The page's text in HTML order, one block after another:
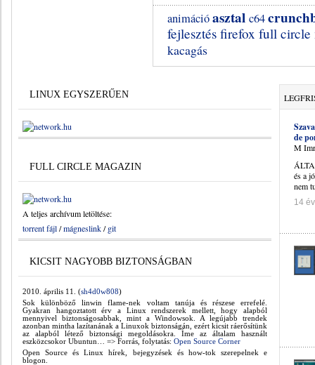
animációasztal c64
fejlesztés firefox full circle
kacagás
LINUX EGYSZERŰEN
FULL CIRCLE MAGAZIN
A teljes archívum letöltése:
torrent fájl/mágneslink/git
KICSIT NAGYOBB BIZTONSÁGBAN
2010. április 11. (sh4d0w808)
Sok különböző linwin flame-nek voltam tanúja és részese errefelé.
Gyakran hangoztatott érv a Linux rendszerek mellett, hogy alapból
mennyivel biztonságosabbak, mint a Windowsok. A legújabb trendek
azonban mintha lazítanának a Linuxok biztonságán, ezért kicsit ráerősítünk
az alapból létező biztonsági megoldásokra. Íme az általam használt
eszközcsokor Ubuntun… => Forrás, folytatás: Open Source Corner
Open Source és Linux hírek, bejegyzések és how-tok szerepelnek e
blogon.
de
M
és a
nem
14